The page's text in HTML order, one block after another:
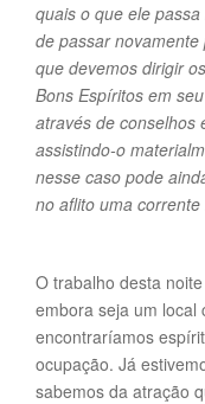
quais o que ele
de passar
que devemos dirigir
Bons Espíritos em
através de conselhos
assistindo-o
nesse caso pode
no aflito uma
O trabalho desta
embora seja um local
encontraríamos
ocupação. Já
sabemos da atração